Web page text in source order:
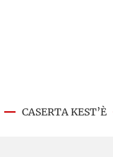
CASERTA KEST’È